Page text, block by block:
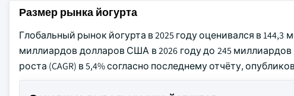
Размер рынка йогурта
Глобальный рынок йогурта в 2025 году оценивался в
миллиардов долларов США в 2026 году до 245
роста (CAGR) в 5,4% согласно последнему отчёту,